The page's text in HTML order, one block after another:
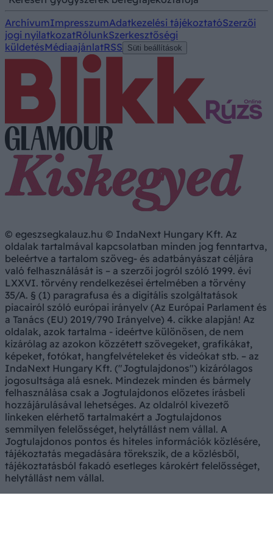
ArchívumImpresszumAdatkezelési tájékoztatóSzerzői
jogi nyilatkozatRólunkSzerkesztőségi
küldetésMédiaajánlatRSS Süti beállítások
© egeszsegkalauz.hu © IndaNext Hungary Kft. Az
oldalak tartalmával kapcsolatban minden jog fenntartva,
beleértve a tartalom szöveg- és adatbányászat céljára
való felhasználását is – a szerzői jogról szóló 1999. évi
LXXVI. törvény rendelkezései értelmében a törvény
35/A. § (1) paragrafusa és a digitális szolgáltatások
piacairól szóló európai irányelv (Az Európai Parlament és
a Tanács (EU) 2019/790 Irányelve) 4. cikke alapján! Az
oldalak, azok tartalma - ideértve különösen, de nem
kizárólag az azokon közzétett szövegeket, grafikákat,
képeket, fotókat, hangfelvételeket és videókat stb. – az
IndaNext Hungary Kft. ("Jogtulajdonos") kizárólagos
jogosultsága alá esnek. Mindezek minden és bármely
felhasználása csak a Jogtulajdonos előzetes írásbeli
hozzájárulásával lehetséges. Az oldalról kivezető
linkeken elérhető tartalmakért a Jogtulajdonos
semmilyen felelősséget, helytállást nem vállal. A
Jogtulajdonos pontos és hiteles információk közlésére,
tájékoztatás megadására törekszik, de a közlésből,
tájékoztatásból fakadó esetleges károkért felelősséget,
helytállást nem vállal.